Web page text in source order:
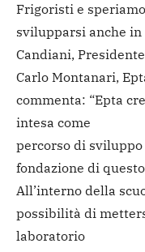
Frigoristi e
svilupparsi anche
Candiani,
Carlo Montanari,
commenta: “Epta
intesa come
percorso di
fondazione di
All’interno della
possibilità di
laboratorio